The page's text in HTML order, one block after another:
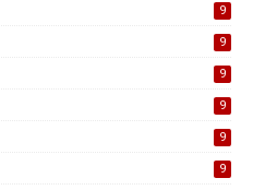
9
9
9
9
9
9